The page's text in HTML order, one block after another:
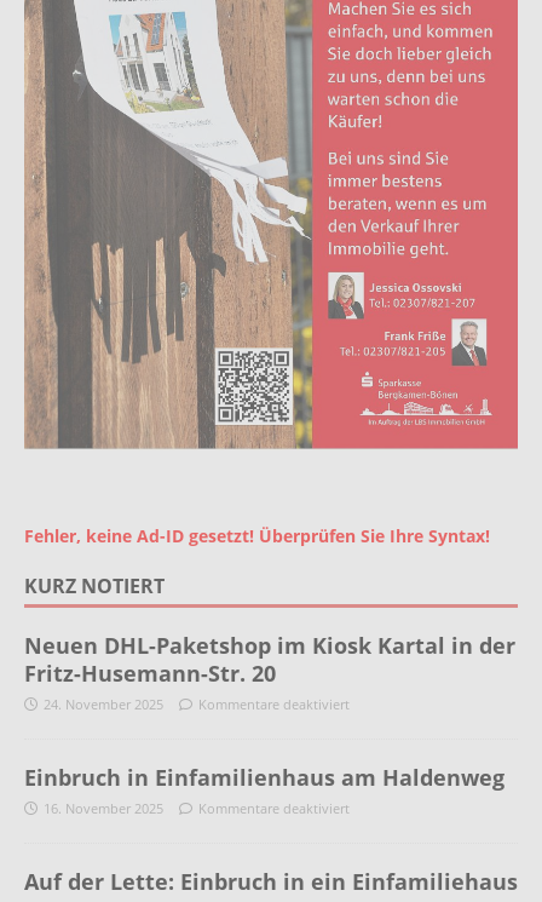
Fehler, keine Ad-ID gesetzt! Überprüfen Sie Ihre Syntax!
KURZ NOTIERT
Neuen DHL-Paketshop im Kiosk Kartal in der
Fritz-Husemann-Str. 20
24. November 2025 Kommentare deaktiviert
Einbruch in Einfamilienhaus am Haldenweg
16. November 2025 Kommentare deaktiviert
Auf der Lette: Einbruch in ein Einfamiliehaus